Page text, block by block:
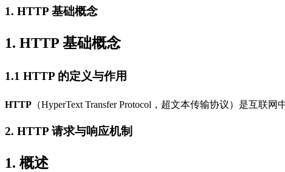
1. HTTP 基础概念
1. HTTP 基础概念
1.1 HTTP 的定义与作用
HTTP （HyperText Transfer Protocol，超文本传输协议）是互联
2. HTTP 请求与响应机制
1. 概述